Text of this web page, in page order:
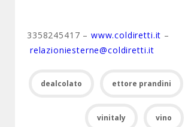
3358245417 – www.coldiretti.it –
relazioniesterne@coldiretti.it
dealcolato ettore prandini
vinitaly vino